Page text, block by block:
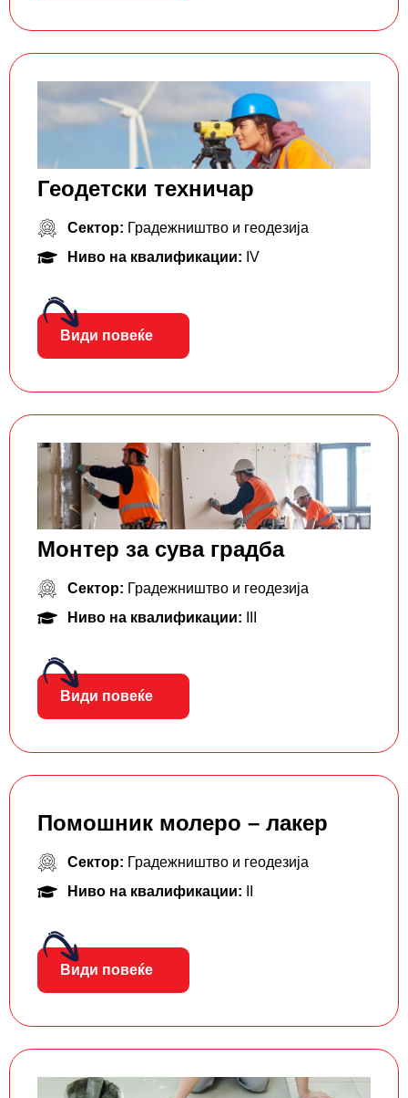
Геодетски техничар
Сектор: Градежништво и геодезија
Ниво на квалификации: IV
Види повеќе
Монтер за сува градба
Сектор: Градежништво и геодезија
Ниво на квалификации:
Види повеќе
Помошник молеро – лакер
Сектор: Градежништво и геодезија
Ниво на квалификации:
Види повеќе